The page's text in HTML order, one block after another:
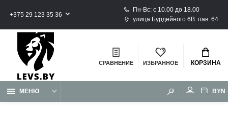
+375 29 123 35 36
Пн-Вс: с 10.00 до 18.00
улица Бурдейного 6В. пав. 64
СРАВНЕНИЕ ИЗБРАННОЕ КОРЗИНА
МЕНЮ BYN